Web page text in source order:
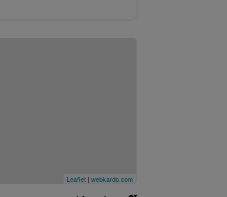
Leaflet | webkardo.com